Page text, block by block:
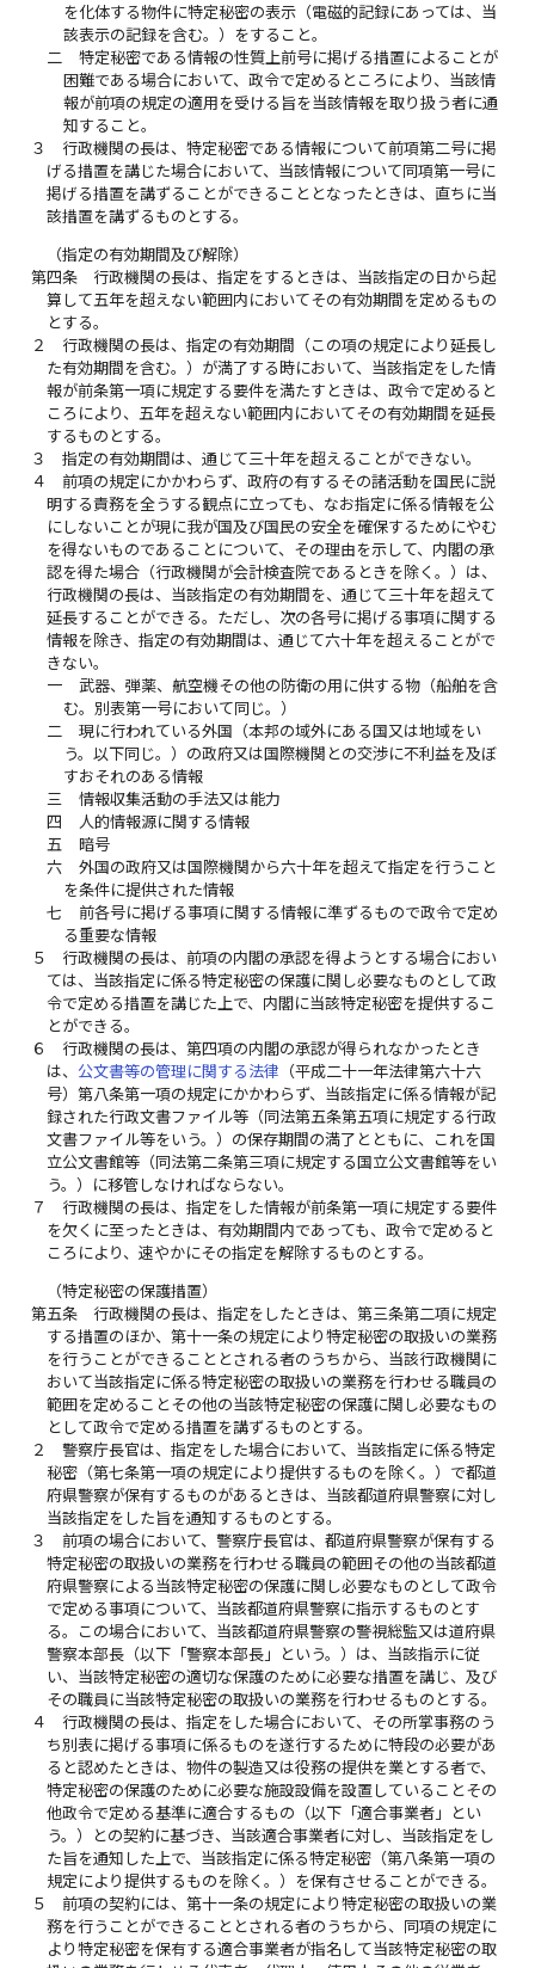
を化体する物件に特定秘密の表示（電磁的記録にあっては、当
該表示の記録を含む。）をすること。
二
特定秘密である情報の性質上前号に掲げる措置によることが
困難である場合において、政令で定めるところにより、当該情
報が前項の規定の適用を受ける旨を当該情報を取り扱う者に通
知すること。
３
行政機関の長は、特定秘密である情報について前項第二号に掲
げる措置を講じた場合において、当該情報について同項第一号に
掲げる措置を講ずることができることとなったときは、直ちに当
該措置を講ずるものとする。
（指定の有効期間及び解除）
第四条
行政機関の長は、指定をするときは、当該指定の日から起
算して五年を超えない範囲内においてその有効期間を定めるもの
とする。
２
行政機関の長は、指定の有効期間（この項の規定により延長し
た有効期間を含む。）が満了する時において、当該指定をした情
報が前条第一項に規定する要件を満たすときは、政令で定めると
ころにより、五年を超えない範囲内においてその有効期間を延長
するものとする。
３
指定の有効期間は、通じて三十年を超えることができない。
４
前項の規定にかかわらず、政府の有するその諸活動を国民に説
明する責務を全うする観点に立っても、なお指定に係る情報を公
にしないことが現に我が国及び国民の安全を確保するためにやむ
を得ないものであることについて、その理由を示して、内閣の承
認を得た場合（行政機関が会計検査院であるときを除く。）は、
行政機関の長は、当該指定の有効期間を、通じて三十年を超えて
延長することができる。ただし、次の各号に掲げる事項に関する
情報を除き、指定の有効期間は、通じて六十年を超えることがで
きない。
一
武器、弾薬、航空機その他の防衛の用に供する物（船舶を含
む。別表第一号において同じ。）
二
現に行われている外国（本邦の域外にある国又は地域をい
う。以下同じ。）の政府又は国際機関との交渉に不利益を及ぼ
すおそれのある情報
三
情報収集活動の手法又は能力
四
人的情報源に関する情報
五
暗号
六
外国の政府又は国際機関から六十年を超えて指定を行うこと
を条件に提供された情報
七
前各号に掲げる事項に関する情報に準ずるもので政令で定め
る重要な情報
５
行政機関の長は、前項の内閣の承認を得ようとする場合におい
ては、当該指定に係る特定秘密の保護に関し必要なものとして政
令で定める措置を講じた上で、内閣に当該特定秘密を提供するこ
とができる。
６
行政機関の長は、第四項の内閣の承認が得られなかったとき
は、 公文書等の管理に関する法律 （平成二十一年法律第六十六
号）第八条第一項の規定にかかわらず、当該指定に係る情報が記
録された行政文書ファイル等（同法第五条第五項に規定する行政
文書ファイル等をいう。）の保存期間の満了とともに、これを国
立公文書館等（同法第二条第三項に規定する国立公文書館等をい
う。）に移管しなければならない。
７
行政機関の長は、指定をした情報が前条第一項に規定する要件
を欠くに至ったときは、有効期間内であっても、政令で定めると
ころにより、速やかにその指定を解除するものとする。
（特定秘密の保護措置）
第五条
行政機関の長は、指定をしたときは、第三条第二項に規定
する措置のほか、第十一条の規定により特定秘密の取扱いの業務
を行うことができることとされる者のうちから、当該行政機関に
おいて当該指定に係る特定秘密の取扱いの業務を行わせる職員の
範囲を定めることその他の当該特定秘密の保護に関し必要なもの
として政令で定める措置を講ずるものとする。
２
警察庁長官は、指定をした場合において、当該指定に係る特定
秘密（第七条第一項の規定により提供するものを除く。）で都道
府県警察が保有するものがあるときは、当該都道府県警察に対し
当該指定をした旨を通知するものとする。
３
前項の場合において、警察庁長官は、都道府県警察が保有する
特定秘密の取扱いの業務を行わせる職員の範囲その他の当該都道
府県警察による当該特定秘密の保護に関し必要なものとして政令
で定める事項について、当該都道府県警察に指示するものとす
る。この場合において、当該都道府県警察の警視総監又は道府県
警察本部長（以下「警察本部長」という。）は、当該指示に従
い、当該特定秘密の適切な保護のために必要な措置を講じ、及び
その職員に当該特定秘密の取扱いの業務を行わせるものとする。
４
行政機関の長は、指定をした場合において、その所掌事務のう
ち別表に掲げる事項に係るものを遂行するために特段の必要があ
ると認めたときは、物件の製造又は役務の提供を業とする者で、
特定秘密の保護のために必要な施設設備を設置していることその
他政令で定める基準に適合するもの（以下「適合事業者」とい
う。）との契約に基づき、当該適合事業者に対し、当該指定をし
た旨を通知した上で、当該指定に係る特定秘密（第八条第一項の
規定により提供するものを除く。）を保有させることができる。
５
前項の契約には、第十一条の規定により特定秘密の取扱いの業
務を行うことができることとされる者のうちから、同項の規定に
より特定秘密を保有する適合事業者が指名して当該特定秘密の取